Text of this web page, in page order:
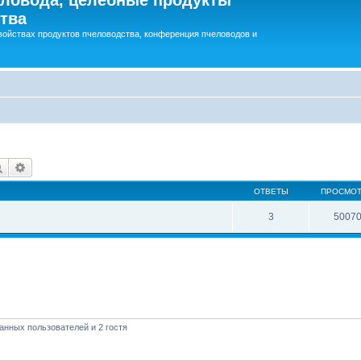
продуктов пчеловодства, конференция пчеловодов и
Поиск
ОТВЕТЫ
3 50070
пользователей и 2 гостя